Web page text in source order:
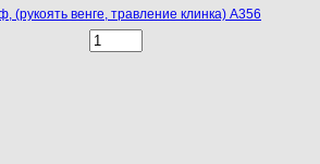
(рукоять венге, травление клинка) A356